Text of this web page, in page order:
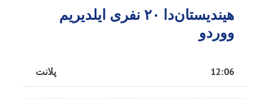
هیندیستان‌دا ۲۰ نفری ایلدیریم
ووردو
پلانت 12:06